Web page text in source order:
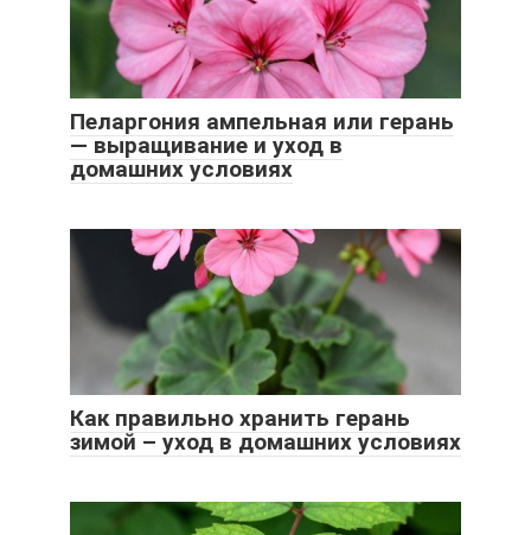
Пеларгония ампельная или герань
— выращивание и уход в
домашних условиях
Как правильно хранить герань
зимой – уход в домашних условиях